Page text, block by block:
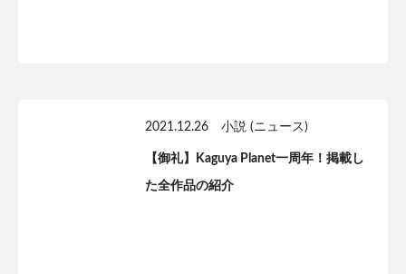
2021.12.26 小説 (ニュース)
【御礼】Kaguya Planet一周年！掲載し
た全作品の紹介